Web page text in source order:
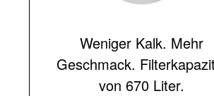
Weniger Kalk. Mehr
Geschmack.
von 670 Liter.